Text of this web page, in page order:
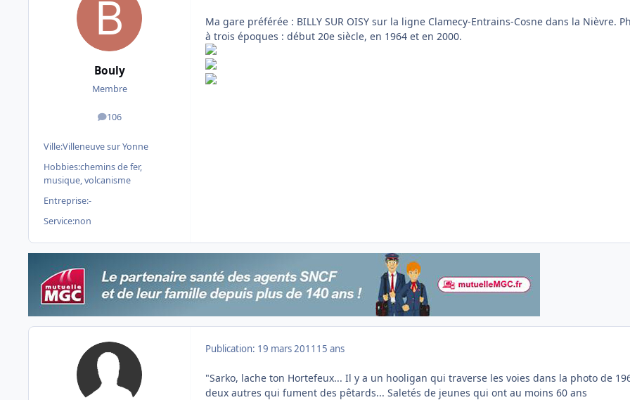
Bouly
Membre
106
messages
Ville:Villeneuve sur Yonne
Hobbies:chemins de fer,
musique, volcanisme
Entreprise:-
Service:non
Ma gare préférée : BILLY SUR OISY sur la ligne Clamecy-Entrains-Cosne dans la Nièvre.
à trois époques : début 20e siècle, en 1964 et en 2000.
Publication: 19 mars 2011 15 ans
"Sarko, lache ton Hortefeux... Il y a un hooligan qui traverse les voies dans la photo de
deux autres qui fument des pêtards... Saletés de jeunes qui ont au moins 60 ans